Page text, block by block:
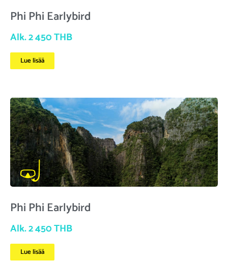
Phi Phi Earlybird
Alk. 2 450 THB
Lue lisää
Phi Phi Earlybird
Alk. 2 450 THB
Lue lisää